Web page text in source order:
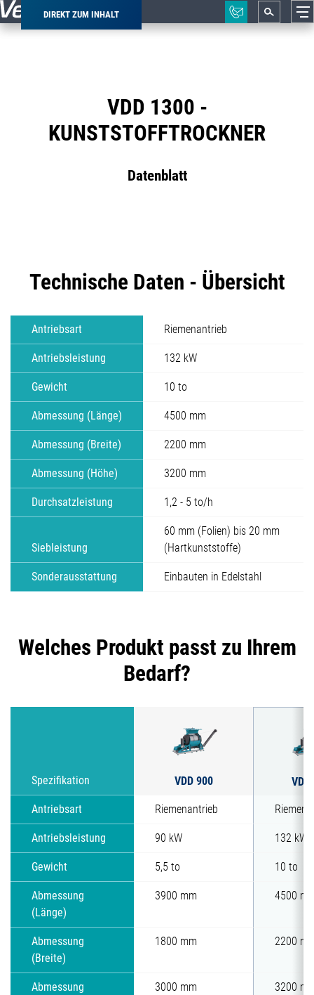
DIREKT ZUM INHALT
Pfadnavigation
VDD 1300 -
KUNSTSTOFFTROCKNER
Datenblatt
Technische Daten - Übersicht
Antriebsart Riemenantrieb
Antriebsleistung 132 kW
Gewicht 10 to
Abmessung (Länge) 4500 mm
Abmessung (Breite) 2200 mm
Abmessung (Höhe) 3200 mm
Durchsatzleistung 1,2 - 5 to/h
Siebleistung
60 mm (Folien) bis 20 mm
(Hartkunststoffe)
Sonderausstattung Einbauten in Edelstahl
Welches Produkt passt zu Ihrem
Bedarf?
Spezifikation VDD 900
Antriebsart Riemenantrieb
Antriebsleistung 90 kW 132 kW
Gewicht 5,5 to 10 to
Abmessung
(Länge)
3900 mm 4500
Abmessung
(Breite)
1800 mm 2200
Abmessung
3000 mm 3200